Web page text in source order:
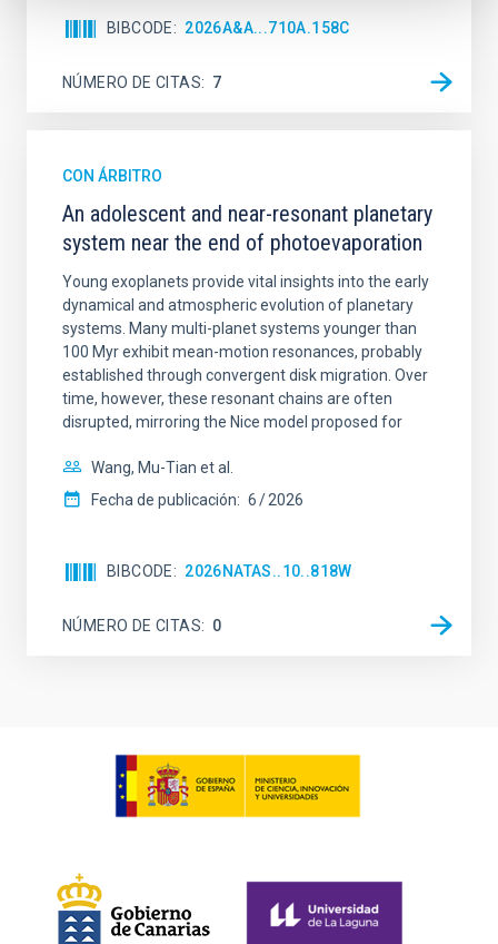
BIBCODE 2026A&A...710A.158C
NÚMERO DE CITAS 7
CON ÁRBITRO
An adolescent and near-resonant planetary
system near the end of photoevaporation
Young exoplanets provide vital insights into the early
dynamical and atmospheric evolution of planetary
systems. Many multi-planet systems younger than
100 Myr exhibit mean-motion resonances, probably
established through convergent disk migration. Over
time, however, these resonant chains are often
disrupted, mirroring the Nice model proposed for
Wang, Mu-Tian et al.
Fecha de publicación: 6 2026
BIBCODE 2026NATAS..10..818W
NÚMERO DE CITAS 0